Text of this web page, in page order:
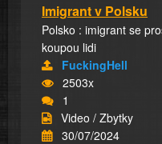
Imigrant v Polsku
Polsko : imigrant se
koupou lidi
FuckingHell
2503x
1
Video / Zbytky
30/07/2024